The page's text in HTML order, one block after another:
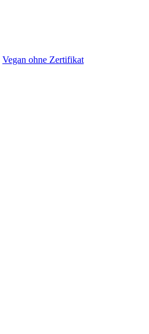
Vegan ohne Zertifikat